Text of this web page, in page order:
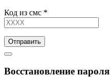
Код из смс *
Отправить
Восстановление пароля